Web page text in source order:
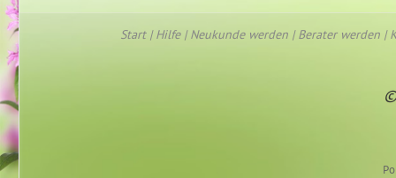
Start|Hilfe|Neukunde werden |Berater werden |